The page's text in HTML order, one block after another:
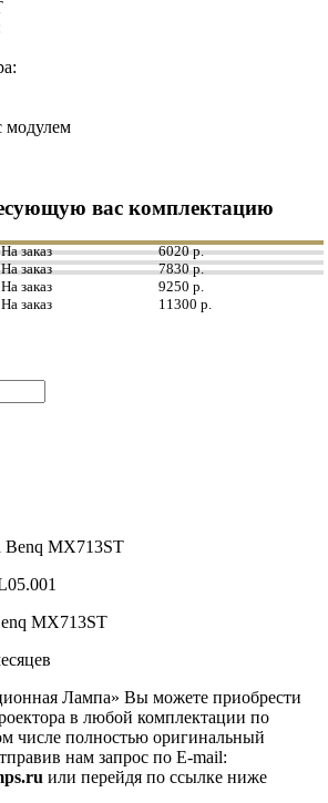
модулем
вас комплектацию
На заказ
6020 р.
На заказ
7830 р.
На заказ
9250 р.
На заказ 11300 р.
Benq MX713ST
MX713ST
Лампа» Вы можете приобрести
в любой комплектации по
числе полностью оригинальный
нам запрос по E-mail:
или перейдя по ссылке ниже